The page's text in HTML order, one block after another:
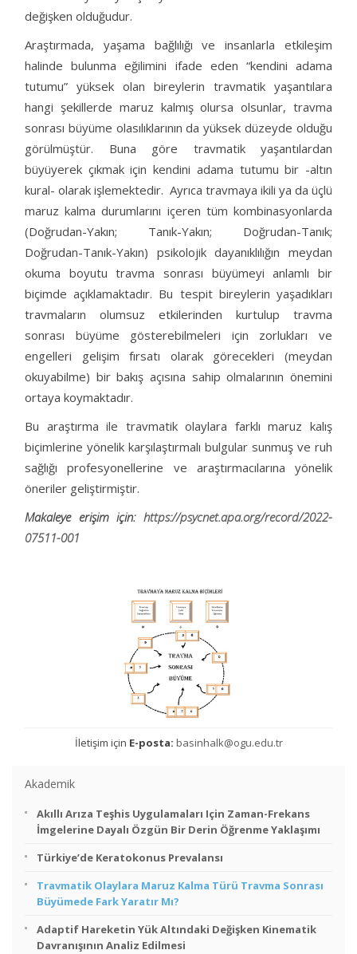
değişken olduğudur.
Araştırmada, yaşama bağlılığı ve insanlarla etkileşim
halinde bulunma eğilimini ifade eden “kendini adama
tutumu” yüksek olan bireylerin travmatik yaşantılara
hangi şekillerde maruz kalmış olursa olsunlar, travma
sonrası büyüme olasılıklarının da yüksek düzeyde olduğu
görülmüştür. Buna göre travmatik yaşantılardan
büyüyerek çıkmak için kendini adama tutumu bir -altın
kural- olarak işlemektedir. Ayrıca travmaya ikili ya da üçlü
maruz kalma durumlarını içeren tüm kombinasyonlarda
(Doğrudan-Yakın; Tanık-Yakın; Doğrudan-Tanık;
Doğrudan-Tanık-Yakın) psikolojik dayanıklılığın meydan
okuma boyutu travma sonrası büyümeyi anlamlı bir
biçimde açıklamaktadır. Bu tespit bireylerin yaşadıkları
travmaların olumsuz etkilerinden kurtulup travma
sonrası büyüme gösterebilmeleri için zorlukları ve
engelleri gelişim fırsatı olarak görecekleri (meydan
okuyabilme) bir bakış açısına sahip olmalarının önemini
ortaya koymaktadır.
Bu araştırma ile travmatik olaylara farklı maruz kalış
biçimlerine yönelik karşılaştırmalı bulgular sunmuş ve ruh
sağlığı profesyonellerine ve araştırmacılarına yönelik
öneriler geliştirmiştir.
Makaleye erişim için: https://psycnet.apa.org/record/2022-
07511-001
İletişim için E-posta: basinhalk@ogu.edu.tr
Akademik
Akıllı Arıza Teşhis Uygulamaları Için Zaman-Frekans
İmgelerine Dayalı Özgün Bir Derin Öğrenme Yaklaşımı
Türkiye’de Keratokonus Prevalansı
Travmatik Olaylara Maruz Kalma Türü Travma Sonrası
Büyümede Fark Yaratır Mı?
Adaptif Hareketin Yük Altındaki Değişken Kinematik
Davranışının Analiz Edilmesi